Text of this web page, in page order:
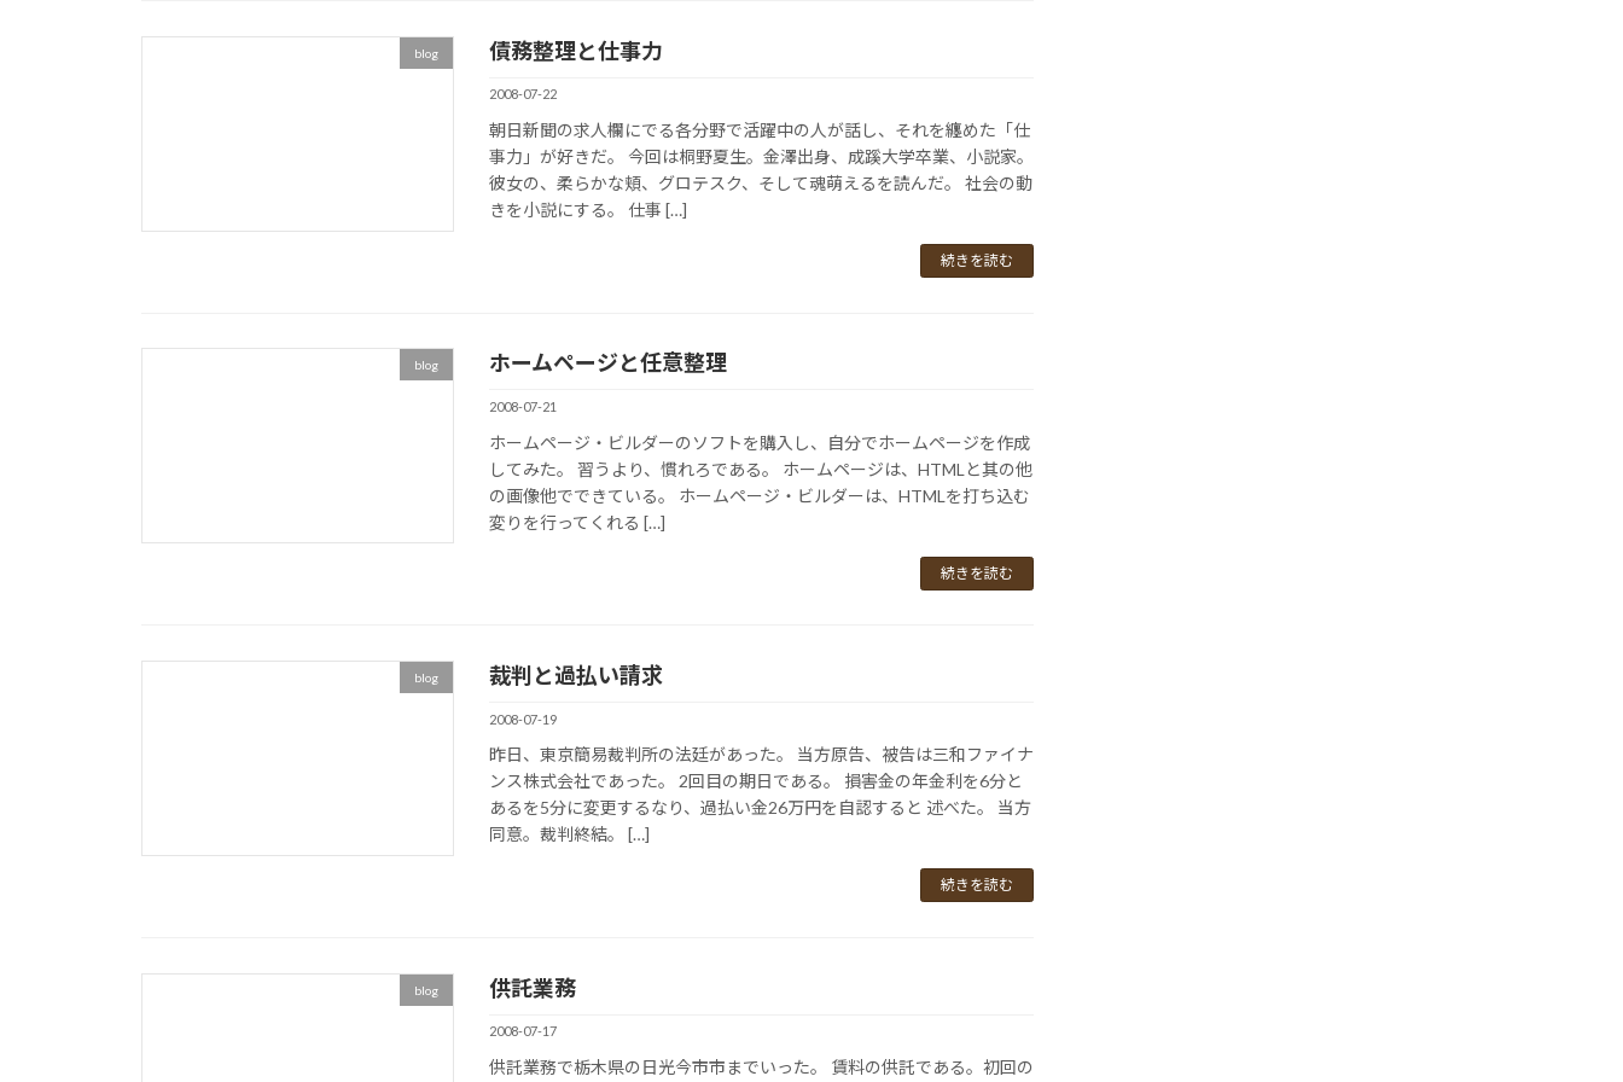
blog 債務整理と仕事力
2008-07-22
朝日新聞の求人欄にでる各分野で活躍中の人が話し、それを纏めた「仕
事力」が好きだ。 今回は桐野夏生。金澤出身、成蹊大学卒業、小説家。
彼女の、柔らかな頬、グロテスク、そして魂萌えるを読んだ。 社会の動
きを小説にする。 仕事 […]
続きを読む
blog ホームページと任意整理
2008-07-21
ホームページ・ビルダーのソフトを購入し、自分でホームページを作成
してみた。 習うより、慣れろである。 ホームページは、HTMLと其の他
の画像他でできている。 ホームページ・ビルダーは、HTMLを打ち込む
変りを行ってくれる […]
続きを読む
blog 裁判と過払い請求
2008-07-19
昨日、東京簡易裁判所の法廷があった。 当方原告、被告は三和ファイナ
ンス株式会社であった。 2回目の期日である。 損害金の年金利を6分と
あるを5分に変更するなり、過払い金26万円を自認すると 述べた。 当方
同意。裁判終結。 […]
続きを読む
blog 供託業務
2008-07-17
供託業務で栃木県の日光今市市までいった。 賃料の供託である。初回の